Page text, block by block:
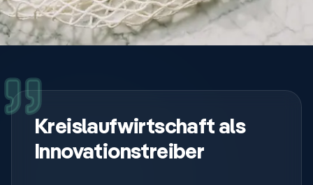
Kreislaufwirtschaft als
Innovationstreiber